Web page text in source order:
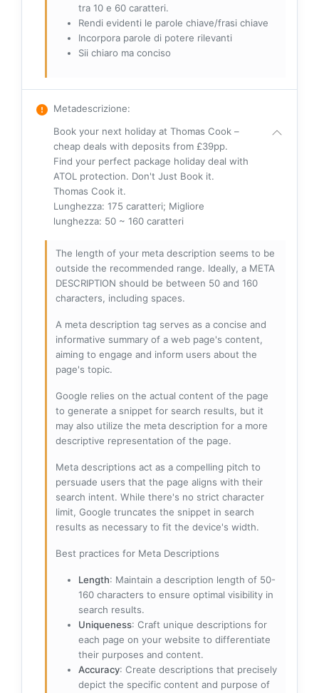
tra 10 e 60 caratteri.
Rendi evidenti le parole chiave/frasi chiave
Incorpora parole di potere rilevanti
Sii chiaro ma conciso
Metadescrizione:
Book your next holiday at Thomas Cook –
cheap deals with deposits from £39pp.
Find your perfect package holiday deal with
ATOL protection. Don't Just Book it.
Thomas Cook it.
Lunghezza: 175 caratteri; Migliore
lunghezza: 50 ~ 160 caratteri
The length of your meta description seems to be
outside the recommended range. Ideally, a META
DESCRIPTION should be between 50 and 160
characters, including spaces.
A meta description tag serves as a concise and
informative summary of a web page's content,
aiming to engage and inform users about the
page's topic.
Google relies on the actual content of the page
to generate a snippet for search results, but it
may also utilize the meta description for a more
descriptive representation of the page.
Meta descriptions act as a compelling pitch to
persuade users that the page aligns with their
search intent. While there's no strict character
limit, Google truncates the snippet in search
results as necessary to fit the device's width.
Best practices for Meta Descriptions
Length: Maintain a description length of 50-
160 characters to ensure optimal visibility in
search results.
Uniqueness: Craft unique descriptions for
each page on your website to differentiate
their purposes and content.
Accuracy: Create descriptions that precisely
depict the specific content and purpose of